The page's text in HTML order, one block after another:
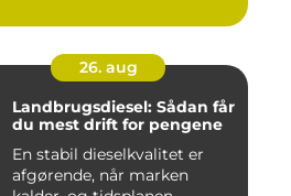
26. aug
Landbrugsdiesel: Sådan får
du mest drift for pengene
En stabil dieselkvalitet er
afgørende, når marken